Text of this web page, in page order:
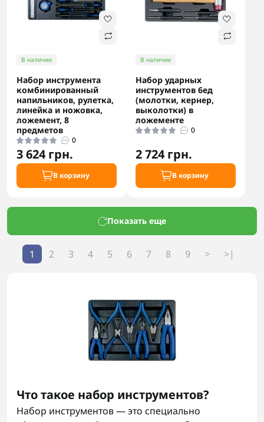
В наличии
Набор инструмента
комбинированный
напильников, рулетка,
линейка и ножовка,
ложемент, 8
предметов
0
3 624 грн.
В корзину
В наличии
Набор ударных
инструментов 6ед
(молотки, кернер,
выколотки) в
ложементе
0
2 724 грн.
В корзину
Показать еще
1 2 3 4 5 6 7 8 9 > >|
Что такое набор инструментов?
Набор инструментов — это специально